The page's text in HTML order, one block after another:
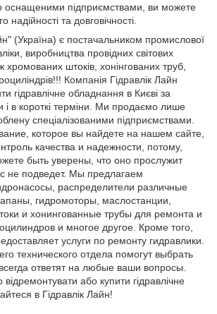
оснащеними підприємствами, ви можете
надійності та довговічності.
(Україна) є постачальником промислової
виробництва провідних світових
хромованих штоків, хонінгованих труб,
Компанія Гідравлік Лайн
гідравлічне обладнання в Києві за
і в короткі терміни. Ми продаємо лише
спеціалізованими підприємствами.
которое вы найдете на нашем сайте,
качества и надежности, потому,
быть уверены, что оно прослужит
не подведет. Мы предлагаем
распределители различные
гидромоторы, маслостанции,
и хонингованные трубы для ремонта и
и многое другое. Кроме того,
услуги по ремонту гидравлики.
технического отдела помогут выбрать
ответят на любые ваши вопросы.
або купити гідравлічне
в Гідравлік Лайн!